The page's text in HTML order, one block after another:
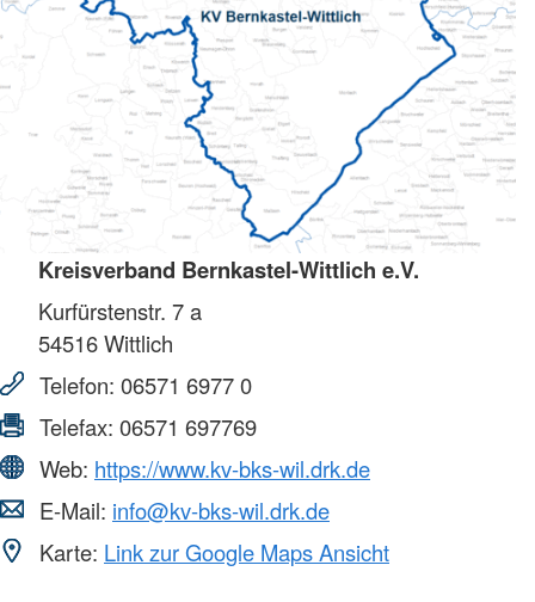
Kreisverband Bernkastel-Wittlich e.V.
Kurfürstenstr. 7 a
54516Wittlich
Telefon: 06571 6977 0
Telefax: 06571 697769
Web: https://www.kv-bks-wil.drk.de
E-Mail: info@kv-bks-wil.drk.de
Karte: Link zur Google Maps Ansicht